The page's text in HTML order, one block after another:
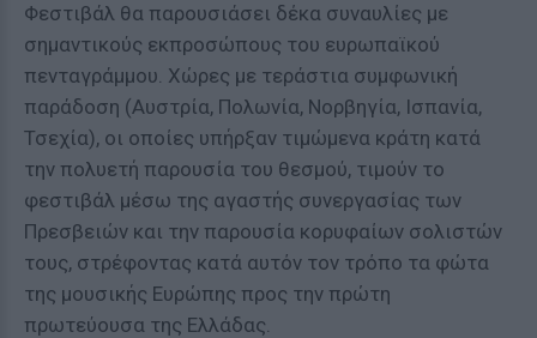
Φεστιβάλ θα παρουσιάσει δέκα συναυλίες με
σημαντικούς εκπροσώπους του ευρωπαϊκού
πενταγράμμου. Χώρες με τεράστια συμφωνική
παράδοση (Αυστρία, Πολωνία, Νορβηγία, Ισπανία,
Τσεχία), οι οποίες υπήρξαν τιμώμενα κράτη κατά
την πολυετή παρουσία του θεσμού, τιμούν το
φεστιβάλ μέσω της αγαστής συνεργασίας των
Πρεσβειών και την παρουσία κορυφαίων σολιστών
τους, στρέφοντας κατά αυτόν τον τρόπο τα φώτα
της μουσικής Ευρώπης προς την πρώτη
πρωτεύουσα της Ελλάδας.